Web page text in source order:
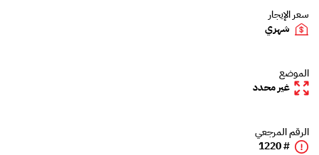
سعر الإيجار
شهري
الموضع
غير محدد
الرقم المرجعي
# 1220